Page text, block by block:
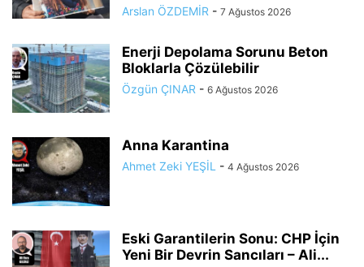
Arslan ÖZDEMİR - 7 Ağustos 2026
Enerji Depolama Sorunu Beton
Bloklarla Çözülebilir
Özgün ÇINAR - 6 Ağustos 2026
Anna Karantina
Ahmet Zeki YEŞİL - 4 Ağustos 2026
Eski Garantilerin Sonu: CHP İçin
Yeni Bir Devrin Sancıları – Ali...